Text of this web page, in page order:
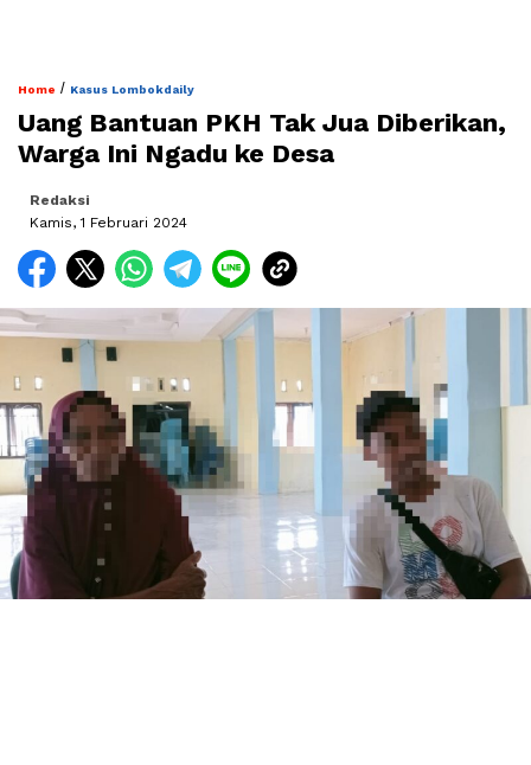
Home / Kasus Lombokdaily
Uang Bantuan PKH Tak Jua Diberikan,
Warga Ini Ngadu ke Desa
Redaksi
Kamis, 1 Februari 2024